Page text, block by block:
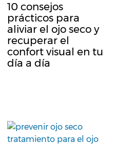
10 consejos
prácticos para
aliviar el ojo seco y
recuperar el
confort visual en tu
día a día